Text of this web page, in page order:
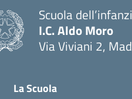
Scuola
I.C. Aldo Moro
Via Viviani 2,
La Scuola